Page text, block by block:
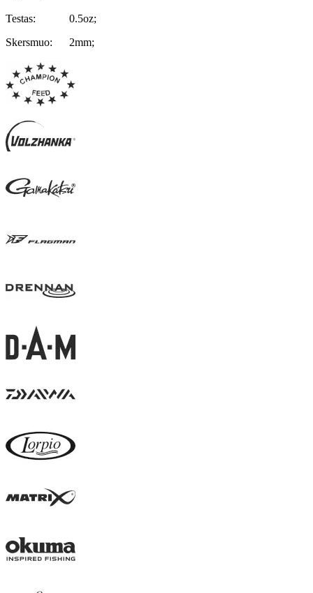
Testas: 0.5oz;
Skersmuo: 2mm;